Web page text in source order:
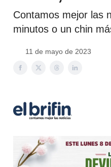
Contamos mejor las
minutos o un chin
11 de mayo de 2023